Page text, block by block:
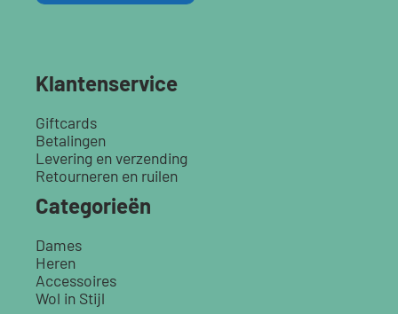
Klantenservice
Giftcards
Betalingen
Levering en verzending
Retourneren en ruilen
Categorieën
Dames
Heren
Accessoires
Wol in Stijl